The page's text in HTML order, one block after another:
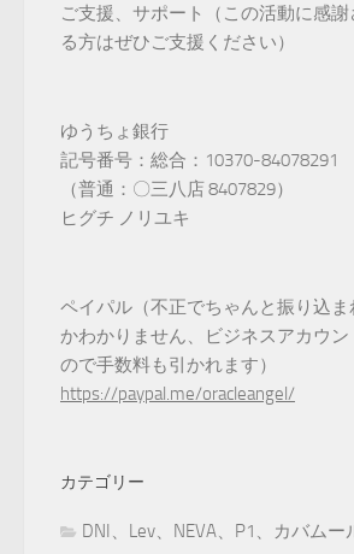
ご支援、サポート（この活動に感謝
る方はぜひご支援ください）
ゆうちょ銀行
記号番号：総合：10370-84078291
（普通：〇三八店 8407829）
ヒグチ ノリユキ
ペイパル（不正でちゃんと振り込ま
かわかりません、ビジネスアカウン
ので手数料も引かれます）
https://paypal.me/oracleangel/
カテゴリー
DNI、Lev、NEVA、P1、カバムー